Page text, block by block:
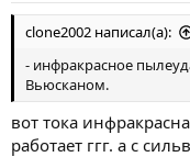
clone2002 написал(а):
- инфракрасное
Вьюсканом.
вот тока
работает ггг. а с